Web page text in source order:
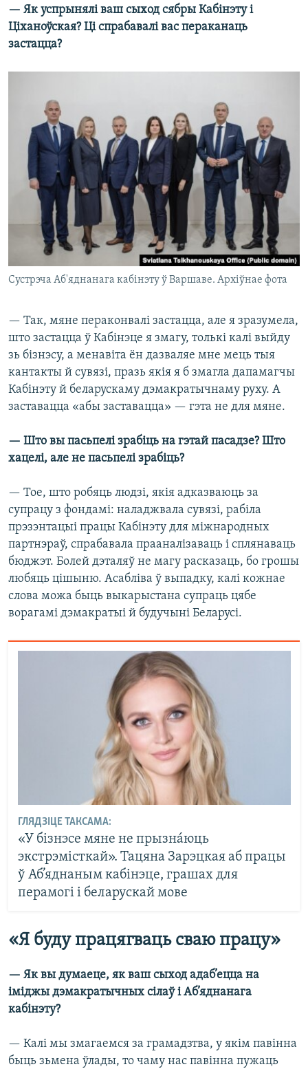
— Як успрынялі ваш сыход сябры Кабінэту і
Ціханоўская? Ці спрабавалі вас пераканаць
застацца?
Сустрэча Аб'яднанага кабінэту ў Варшаве. Архіўнае фота
— Так, мяне пераконвалі застацца, але я зразумела,
што застацца ў Кабінэце я змагу, толькі калі выйду
зь бізнэсу, а менавіта ён дазваляе мне мець тыя
кантакты й сувязі, празь якія я б змагла дапамагчы
Кабінэту й беларускаму дэмакратычнаму руху. А
заставацца «абы заставацца» — гэта не для мяне.
— Што вы пасьпелі зрабіць на гэтай пасадзе? Што
хацелі, але не пасьпелі зрабіць?
— Тое, што робяць людзі, якія адказваюць за
супрацу з фондамі: наладжвала сувязі, рабіла
прэзэнтацыі працы Кабінэту для міжнародных
партнэраў, спрабавала прааналізаваць і сплянаваць
бюджэт. Болей дэталяў не магу расказаць, бо грошы
любяць цішыню. Асабліва ў выпадку, калі кожнае
слова можа быць выкарыстана супраць цябе
ворагамі дэмакратыі й будучыні Беларусі.
ГЛЯДЗІЦЕ ТАКСАМА:
«У бізнэсе мяне не прызнáюць
экстрэмісткай». Тацяна Зарэцкая аб працы
ў Аб’яднаным кабінэце, грашах для
перамогі і беларускай мове
«Я буду працягваць сваю працу»
— Як вы думаеце, як ваш сыход адаб’ецца на
іміджы дэмакратычных сілаў і Аб’яднанага
кабінэту?
— Калі мы змагаемся за грамадзтва, у якім павінна
быць зьмена ўлады, то чаму нас павінна пужаць